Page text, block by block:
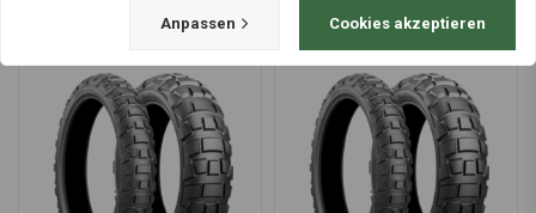
Anpassen Cookies akzeptieren